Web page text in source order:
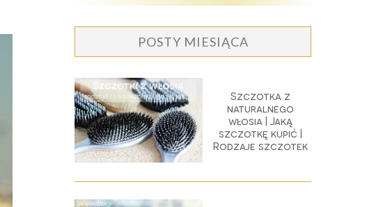
POSTY MIESIĄCA
Szczotka z
naturalnego
włosia | Jaką
szczotkę kupić |
Rodzaje szczotek